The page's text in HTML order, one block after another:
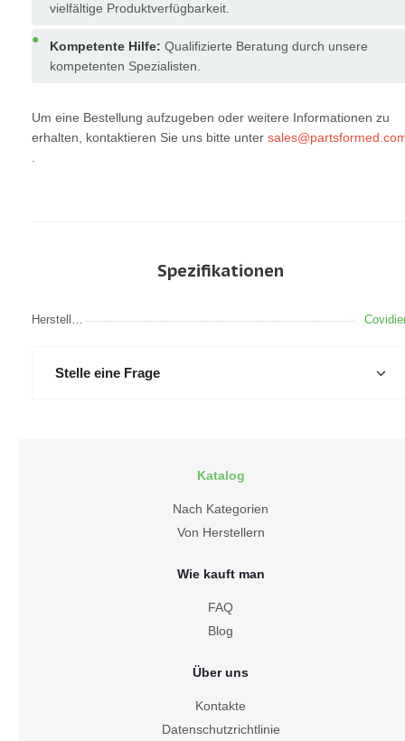
vielfältige Produktverfügbarkeit.
Kompetente Hilfe: Qualifizierte Beratung durch unsere
kompetenten Spezialisten.
Um eine Bestellung aufzugeben oder weitere Informationen zu
erhalten, kontaktieren Sie uns bitte unter
Spezifikationen
Hersteller
Stelle eine Frage
Katalog
Nach Kategorien
Von Herstellern
Wie kauft man
FAQ
Blog
Über uns
Kontakte
Datenschutzrichtlinie